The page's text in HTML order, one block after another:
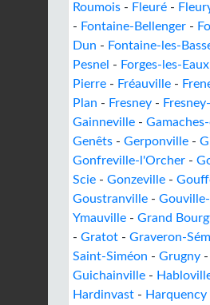
Roumois - Fleuré -
- Fontaine-Bellenger -
Dun - Fontaine-les-
Pesnel - Forges-les-Eaux
Pierre - Fréauville -
Plan - Fresney -
Gainneville -
Genêts - Gerponville -
Gonfreville-l'Orcher -
Scie - Gonzeville -
Goustranville -
Ymauville - Grand
- Gratot - Graveron-
Saint-Siméon - Grugny -
Guichainville -
Hardinvast - Harquency